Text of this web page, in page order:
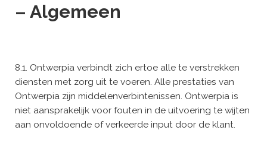
– Algemeen
8.1. Ontwerpia verbindt zich ertoe alle te verstrekken
diensten met zorg uit te voeren. Alle prestaties van
Ontwerpia zijn middelenverbintenissen. Ontwerpia is
niet aansprakelijk voor fouten in de uitvoering te wijten
aan onvoldoende of verkeerde input door de klant.